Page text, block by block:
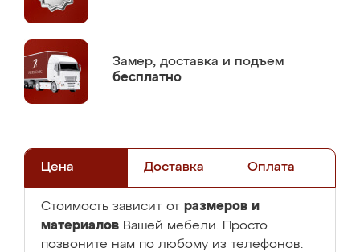
Замер, доставка и подъем
бесплатно
Цена Доставка Оплата
Стоимость зависит от размеров и
материалов Вашей мебели. Просто
позвоните нам по любому из телефонов: